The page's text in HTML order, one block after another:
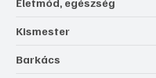
Életmód, egészség
Kismester
Barkács